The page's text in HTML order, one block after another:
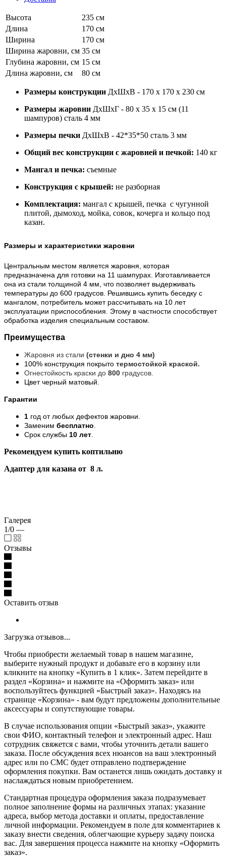
Высота
235 см
Длина
170 см
Ширина
170 см
Ширина жаровни, см 35 см
Глубина жаровни, см 15 см
Длина жаровни, см
80 см
Размеры конструкции ДхШхВ - 170 х 170 х 230 см
Размеры жаровни ДхШхГ - 80 х 35 х 15 см (11
шампуров) сталь 4 мм
Размеры печки ДхШхВ - 42*35*50 сталь 3 мм
Общий вес конструкции с жаровней и печкой: 140 кг
Мангал и печка: съемные
Конструкция с крышей: не разборная
Комплектация: мангал с крышей, печка с чугунной
плитой, дымоход, мойка, совок, кочерга и кольцо под
казан.
Размеры и характеристики жаровни
Центральным местом является жаровня, которая
предназначена для готовки на 11 шампурах. Изготавливается
она из стали толщиной 4 мм, что позволяет выдерживать
температуры до 600 градусов. Решившись купить беседку с
мангалом, потребитель может рассчитывать на 10 лет
эксплуатации приспособления. Этому в частности способствует
обработка изделия специальным составом.
Преимущества
Жаровня из стали (стенки и дно 4 мм)
100% конструкция покрыто термостойкой краской.
Огнестойкость краски до 800 градусов.
Цвет черный матовый.
Гарантии
1 год от любых дефектов жаровни.
Заменим бесплатно
Срок службы 10 лет
Рекомендуем купить коптильню
Адаптер для казана от 8 л.
Галерея
1/0 —
Отзывы
Оставить отзыв
Загрузка отзывов...
Чтобы приобрести желаемый товар в нашем магазине,
выберите нужный продукт и добавьте его в корзину или
кликните на кнопку «Купить в 1 клик». Затем перейдите в
раздел «Корзина» и нажмите на «Оформить заказ» или
воспользуйтесь функцией «Быстрый заказ». Находясь на
странице «Корзина» - вам будут предложены дополнительные
аксессуары и сопутствующие товары.
В случае использования опции «Быстрый заказ», укажите
свои ФИО, контактный телефон и электронный адрес. Наш
сотрудник свяжется с вами, чтобы уточнить детали вашего
заказа. После обсуждения всех нюансов на ваш электронный
адрес или по СМС будет отправлено подтверждение
оформления покупки. Вам останется лишь ожидать доставку и
наслаждаться новым приобретением.
Стандартная процедура оформления заказа подразумевает
полное заполнение формы на различных этапах: указание
адреса, выбор метода доставки и оплаты, предоставление
личной информации. Рекомендуем в поле для комментариев к
заказу внести сведения, облегчающие курьеру задачу поиска
вас. Для завершения процесса нажмите на кнопку «Оформить
заказ».